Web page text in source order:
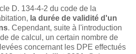
D. 134-4-2 du code de la
la durée de validité d'un
. Cependant, suite à l'introduction
de calcul, un certain nombre de
concernant les DPE effectués